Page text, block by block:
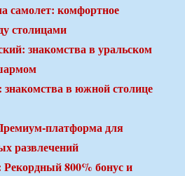
самолет: комфортное
столицами
знакомства в уральском
в южной столице
платформа для
развлечений
800% бонус и